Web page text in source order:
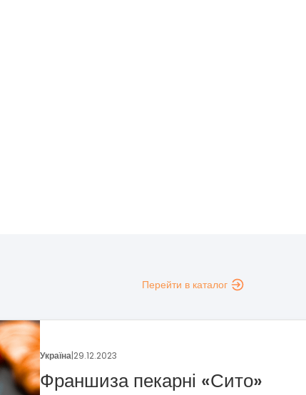
Перейти в каталог
Україна|13.12.2023
«М`ясторія» в Івано-